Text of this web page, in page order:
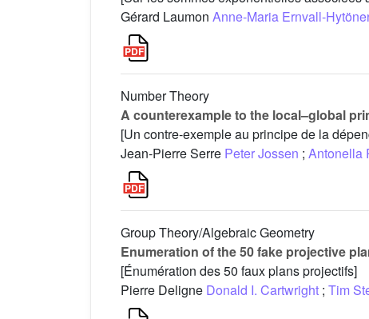
Gérard Laumon Anne-Maria Ernvall-
Number Theory
A counterexample to the local–global
[Un contre-exemple au principe de la
Jean-Pierre Serre Peter Jossen ; Antonella
Group Theory/Algebraic Geometry
Enumeration of the 50 fake projective
[Énumération des 50 faux plans projectifs]
Pierre Deligne Donald I. Cartwright ; Tim